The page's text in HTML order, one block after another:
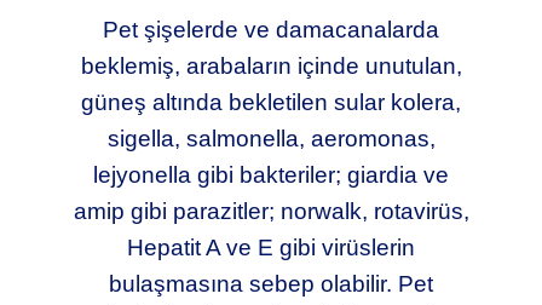
Pet şişelerde ve damacanalarda
beklemiş, arabaların içinde unutulan,
güneş altında bekletilen sular kolera,
sigella, salmonella, aeromonas,
lejyonella gibi bakteriler; giardia ve
amip gibi parazitler; norwalk, rotavirüs,
Hepatit A ve E gibi virüslerin
bulaşmasına sebep olabilir. Pet